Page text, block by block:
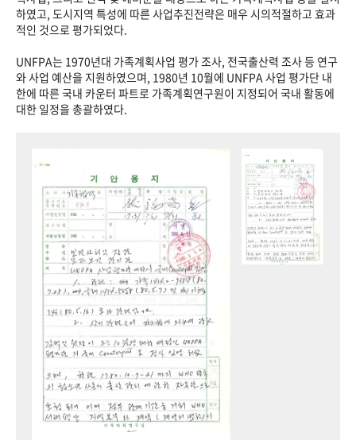
하였고, 도시지역 특성에 따른 사업추진전략은 매우 시의적절하고 효과
적인 것으로 평가되었다.
UNFPA는 1970년대 가족계획사업 평가 조사, 전국출산력 조사 등 연구
와 사업 예산을 지원하였으며, 1980년 10월에 UNFPA 사업 평가단 내
한에 따른 국내 카운터 파트로 가족계획연구원이 지정되어 국내 활동에
대한 일정을 총괄하였다.